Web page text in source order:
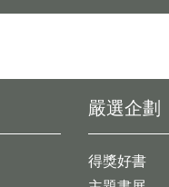
嚴選企劃
得獎好書